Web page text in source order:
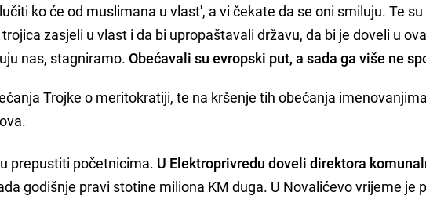
ko će od muslimana u vlast', a vi čekate da se oni smiluju. Te
zasjeli u vlast i da bi upropaštavali državu, da bi je doveli u
nas, stagniramo.Obećavali su evropski put, a sada ga više ne
Trojke o meritokratiji, te na kršenje tih obećanja imenovanjima
prepustiti početnicima. U Elektroprivredu doveli direktora
godišnje pravi stotine miliona KM duga. U Novalićevo vrijeme je